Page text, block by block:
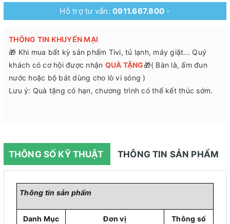
Hỗ trợ tư vấn:0911.667.800 -
THÔNG TIN KHUYẾN MẠI
🎁 Khi mua bất kỳ sản phẩm Tivi, tủ lạnh, máy giặt... Quý
khách có cơ hội được nhận QUÀ TẶNG🎁( Bàn là, ấm đun
nước hoặc bộ bát dùng cho lò vi sóng )
Lưu ý: Quà tặng có hạn, chương trình có thể kết thúc sớm.
THÔNG SỐ KỸ THUẬT THÔNG TIN SẢN PHẨM
Thông tin sản phẩm
Danh Mục Đơn vị Thông số